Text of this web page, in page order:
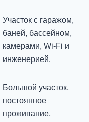
Участок с гаражом,
баней, бассейном,
камерами, Wi-Fi и
инженерией.
Большой участок,
постоянное
проживание,